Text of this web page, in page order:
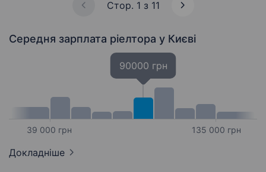
Стор. 1 з 11
Середня зарплата ріелтора у Києві
39 000 грн
90000 грн
135 000 грн
Докладніше